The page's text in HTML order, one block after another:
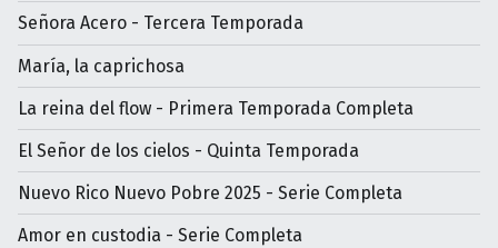
Señora Acero - Tercera Temporada
María, la caprichosa
La reina del flow - Primera Temporada Completa
El Señor de los cielos - Quinta Temporada
Nuevo Rico Nuevo Pobre 2025 - Serie Completa
Amor en custodia - Serie Completa